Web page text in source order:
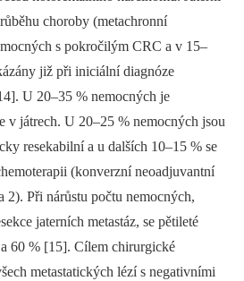
choroby (metachronní
s pokročilým CRC a v 15–
již při iniciální diagnóze
U 20–35 % nemocných je
v játrech. U 20–25 % nemocných jsou
resekabilní a u dalších 10–15 % se
(konverzní neoadjuvantní
2). Při nárůstu počtu nemocných,
jaterních metastáz, se pětileté
60 % [15]. Cílem chirurgické
metastatických lézí s negativními